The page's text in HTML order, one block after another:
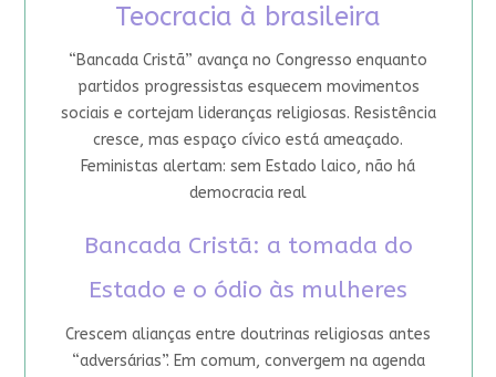
Teocracia à brasileira
“Bancada Cristã” avança no Congresso enquanto
partidos progressistas esquecem movimentos
sociais e cortejam lideranças religiosas. Resistência
cresce, mas espaço cívico está ameaçado.
Feministas alertam: sem Estado laico, não há
democracia real
Bancada Cristã: a tomada do
Estado e o ódio às mulheres
Crescem alianças entre doutrinas religiosas antes
“adversárias”. Em comum, convergem na agenda